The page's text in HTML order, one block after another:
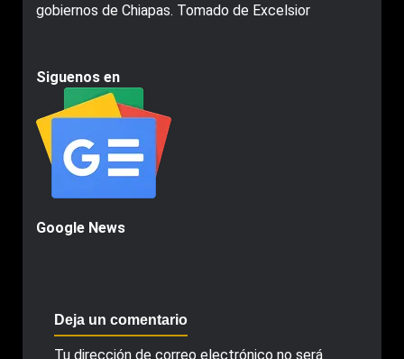
gobiernos de Chiapas. Tomado de Excelsior
Siguenos en
Google News
Deja un comentario
Tu dirección de correo electrónico no será